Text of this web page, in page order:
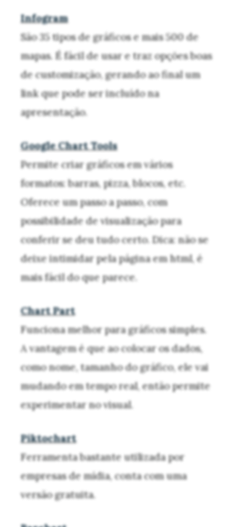
Infogram
São 35 tipos de gráficos e mais 500 de
mapas. É fácil de usar e traz opções boas
de customização, gerando ao final um
link que pode ser incluído na
apresentação.
Google Chart Tools
Permite criar gráficos em vários
formatos: barras, pizza, blocos, etc.
Oferece um passo a passo, com
possibilidade de visualização para
conferir se deu tudo certo. Dica: não se
deixe intimidar pela página em html, é
mais fácil do que parece.
Chart Part
Funciona melhor para gráficos simples.
A vantagem é que ao colocar os dados,
como nome, tamanho do gráfico, ele vai
mudando em tempo real, então permite
experimentar no visual.
Piktochart
Ferramenta bastante utilizada por
empresas de mídia, conta com uma
versão gratuita.